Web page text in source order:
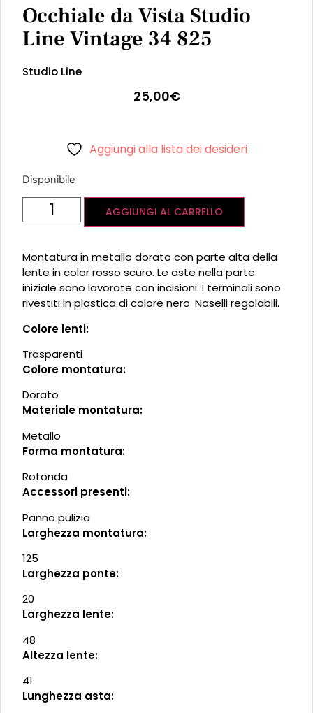
Occhiale da Vista Studio
Line Vintage 34 825
Studio Line
25,00€
Aggiungi alla lista dei desideri
Disponibile
AGGIUNGI AL CARRELLO
Montatura in metallo dorato con parte alta della
lente in color rosso scuro. Le aste nella parte
iniziale sono lavorate con incisioni. I terminali sono
rivestiti in plastica di colore nero. Naselli regolabili.
Colore lenti:
Trasparenti
Colore montatura:
Dorato
Materiale montatura:
Metallo
Forma montatura:
Rotonda
Accessori presenti:
Panno pulizia
Larghezza montatura:
125
Larghezza ponte:
20
Larghezza lente:
48
Altezza lente:
41
Lunghezza asta: